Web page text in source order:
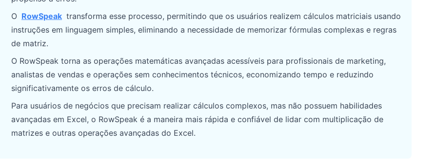
receita.
Projeto
Controle marcos, responsáveis,
entregas e estado.
Análises
Dashboards, revisões de KPI e análises
recorrentes.
limpeza de dados.
Participe das discussões, faça
perguntas e aprenda com outros
utilizadores.
Início rápido
Onboarding rápido para novos
utilizadores e equipas.
O RowSpeak transforma esse processo, permitindo que os usuários realizem cálculos matriciais usando
instruções em linguagem simples, eliminando a necessidade de memorizar fórmulas complexas e regras
de matriz.
O RowSpeak torna as operações matemáticas avançadas acessíveis para profissionais de marketing,
analistas de vendas e operações sem conhecimentos técnicos, economizando tempo e reduzindo
significativamente os erros de cálculo.
Para usuários de negócios que precisam realizar cálculos complexos, mas não possuem habilidades
avançadas em Excel, o RowSpeak é a maneira mais rápida e confiável de lidar com multiplicação de
matrizes e outras operações avançadas do Excel.